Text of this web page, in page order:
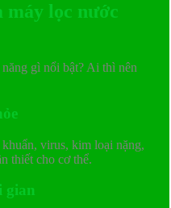
máy lọc nước
virus, kim loại nặng,
thiết cho cơ thể.
gian